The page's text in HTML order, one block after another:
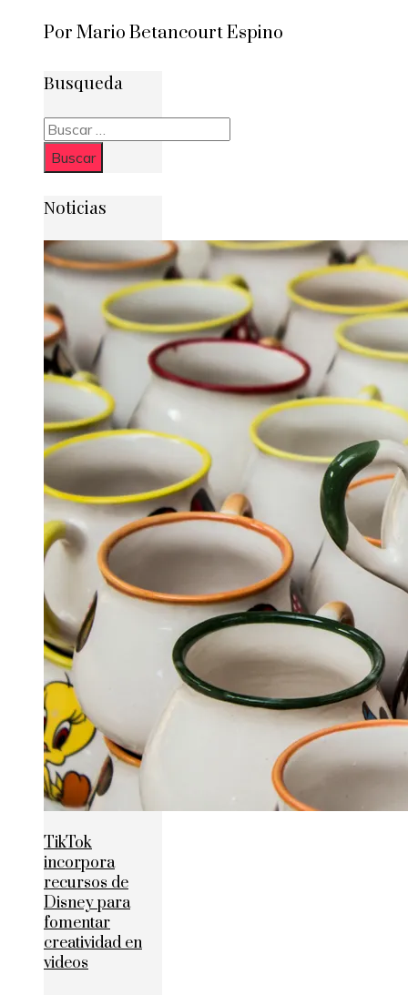
Por Mario Betancourt Espino
Busqueda
Buscar:
Noticias
TikTok
incorpora
recursos de
Disney para
fomentar
creatividad en
videos